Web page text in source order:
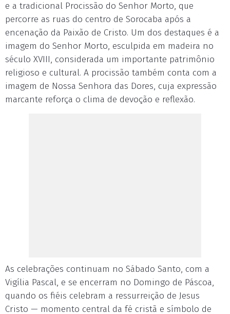
e a tradicional Procissão do Senhor Morto, que
percorre as ruas do centro de Sorocaba após a
encenação da Paixão de Cristo. Um dos destaques é a
imagem do Senhor Morto, esculpida em madeira no
século XVIII, considerada um importante patrimônio
religioso e cultural. A procissão também conta com a
imagem de Nossa Senhora das Dores, cuja expressão
marcante reforça o clima de devoção e reflexão.
As celebrações continuam no Sábado Santo, com a
Vigília Pascal, e se encerram no Domingo de Páscoa,
quando os fiéis celebram a ressurreição de Jesus
Cristo — momento central da fé cristã e símbolo de